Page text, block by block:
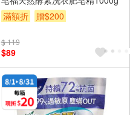
滿額折
贈$200
$ 119
$89